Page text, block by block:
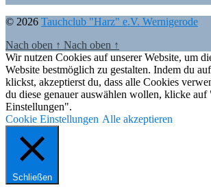
© 2026 Tauchclub "Harz" e.V. Wernigerode
Nach oben ↑ Nach oben ↑
Wir nutzen Cookies auf unserer Website, um
Website bestmöglich zu gestalten. Indem du
klickst, akzeptierst du, dass alle Cookies
du diese genauer auswählen wollen, klicke
Einstellungen".
Cookie Einstellungen Alle akzeptieren
Schließen